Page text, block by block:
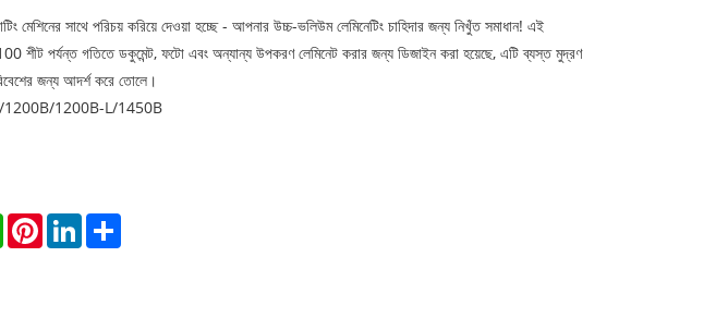
মেশিনের সাথে পরিচয় করিয়ে দেওয়া হচ্ছে - আপনার উচ্চ-ভলিউম লেমিনেটিং চাহিদার জন্য নিখুঁত সমাধান! এই
100 শীট পর্যন্ত গতিতে ডকুমেন্ট, ফটো এবং অন্যান্য উপকরণ লেমিনেট করার জন্য ডিজাইন করা হয়েছে, এটি ব্যস্ত মুদ্রণ
জন্য আদর্শ করে তোলে।
1200B/1200B-L/1450B
WhatsAppPinterestLinkedIn